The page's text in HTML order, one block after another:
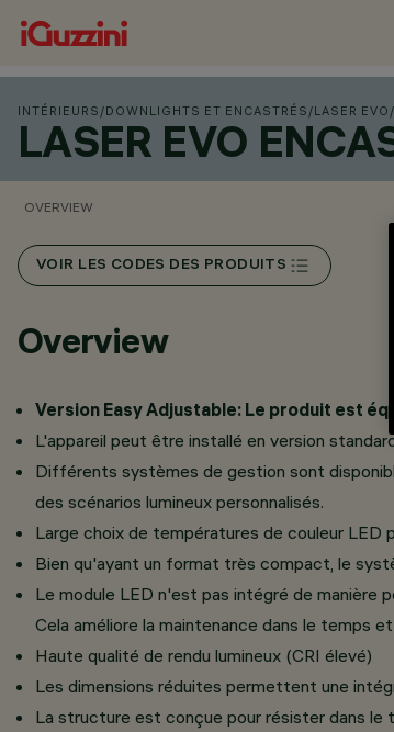
INTÉRIEURS /DOWNLIGHTS ET ENCASTRÉS /LASER EVO /
LASER EVO
OVERVIEW
VOIR LES CODES DES PRODUITS
Overview
Version Easy Adjustable: Le produit est
L'appareil peut être installé en version
Différents systèmes de gestion sont
des scénarios lumineux personnalisés.
Large choix de températures de couleur LED
Bien qu'ayant un format très compact, le
Le module LED n'est pas intégré de manière
Cela améliore la maintenance dans le temps
Haute qualité de rendu lumineux (CRI élevé)
Les dimensions réduites permettent une
La structure est conçue pour résister dans le